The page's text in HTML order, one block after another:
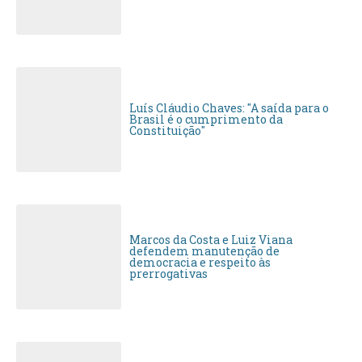
Luís Cláudio Chaves: "A saída para o
Brasil é o cumprimento da
Constituição"
Marcos da Costa e Luiz Viana
defendem manutenção de
democracia e respeito às
prerrogativas